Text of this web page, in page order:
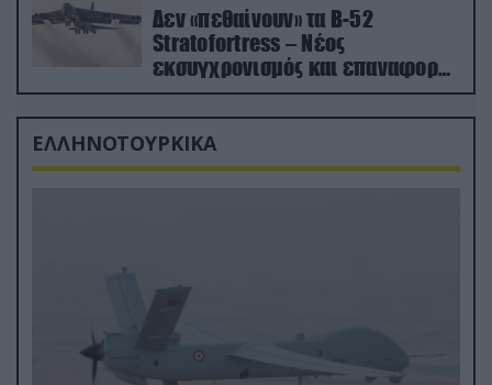
Δεν «πεθαίνουν» τα Β-52
Stratofortress – Νέος
εκσυγχρονισμός και επαναφορά
από τα «νεκροταφεία»
ΕΛΛΗΝΟΤΟΥΡΚΙΚΑ